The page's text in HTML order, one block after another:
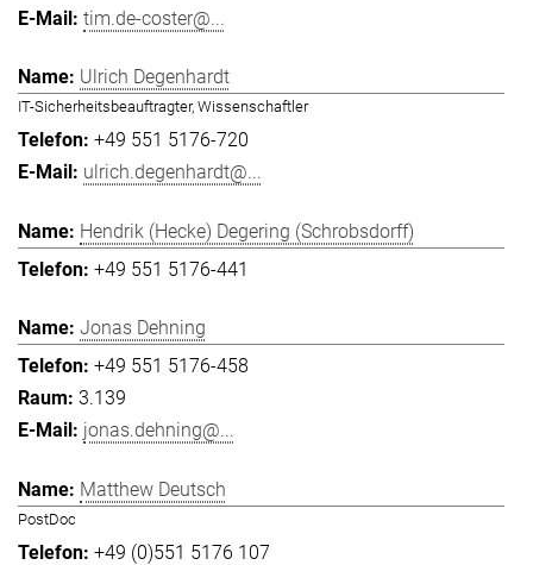
tim.de-coster@...
Ulrich Degenhardt
IT-Sicherheitsbeauftragter, Wissenschaftler
+49 551 5176-720
ulrich.degenhardt@...
Hendrik (Hecke) Degering (Schrobsdorff)
+49 551 5176-441
Jonas Dehning
+49 551 5176-458
3.139
jonas.dehning@...
Matthew Deutsch
PostDoc
+49 (0)551 5176 107